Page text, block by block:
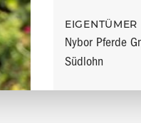
EIGENTÜMER
Nybor Pferde
Südlohn